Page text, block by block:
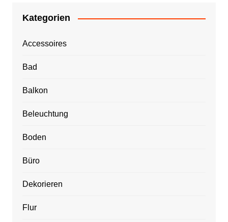
Kategorien
Accessoires
Bad
Balkon
Beleuchtung
Boden
Büro
Dekorieren
Flur